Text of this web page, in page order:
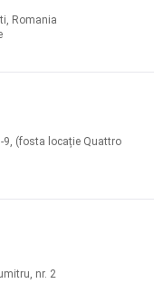
Romania
9, (fosta locație Quattro
nr. 2